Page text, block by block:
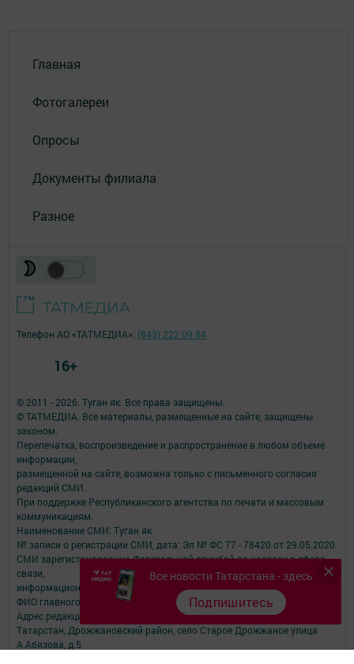
Главная
Фотогалереи
Опросы
Документы филиала
Разное
Все новости Татарстана - здесь
Подпишитесь
© 2011 - 2026. Туган як. Все права защищены.
© ТАТМЕДИА. Все материалы, размещенные на сайте, защищены
законом.
Перепечатка, воспроизведение и распространение в любом объеме
информации,
размещенной на сайте, возможна только с письменного согласия
редакций СМИ.
При поддержке Республиканского агентства по печати и массовым
коммуникациям.
Наименование СМИ: Туган як
№ записи о регистрации СМИ, дата: Эл № ФС 77 - 78420 от 29.05.2020
СМИ зарегистрированно Федеральной службой по надзору в сфере
связи,
информационных технологий и массовых коммуникаций
ФИО главного редактора: Фаизова Гулия Вакифовна
Адрес редакции: 422470, Российская Федерация, Республика
Татарстан, Дрожжановский район, село Старое Дрожжаное улица
А.Абязова, д.5
Телефон АО «ТАТМЕДИА»: (843) 222 09 84
16+